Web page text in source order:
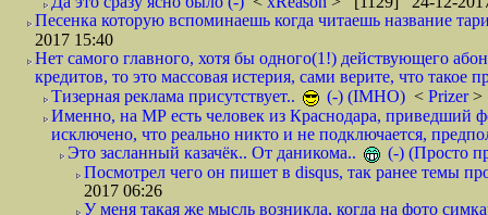
Песенка которую вспоминаешь когда читаешь название
2017 15:40
Нет самого главного, хотя бы одного(1!) действующего
кредитов, то это массовая истерия, сами верите, что такое
Тизерная реклама присутствует..
(-) (IMHO) < Prizer>
Именно, на МР есть человек из Краснодара, приведший
исключено, что реально никто и не подключается,
Это засланный казачёк.. От даникома..
(-) (Просто
Посмотрел чего он пишет в disqus, так ранее темы
2017 06:26
У меня такая же мысль возникла, когда на фото